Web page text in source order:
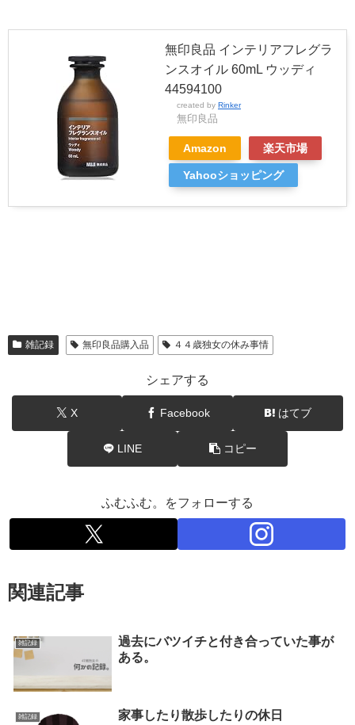
無印良品 インテリアフレグラ
ンスオイル 60mL ウッディ
44594100
created by Rinker
無印良品
Amazon 楽天市場
Yahooショッピング
雑記録 無印良品購入品 ４４歳独女の休み事情
シェアする
X Facebook はてブ
LINE コピー
ふむふむ。をフォローする
関連記事
雑記録
過去にバツイチと付き合っていた事が
ある。
雑記録 家事したり散歩したりの休日